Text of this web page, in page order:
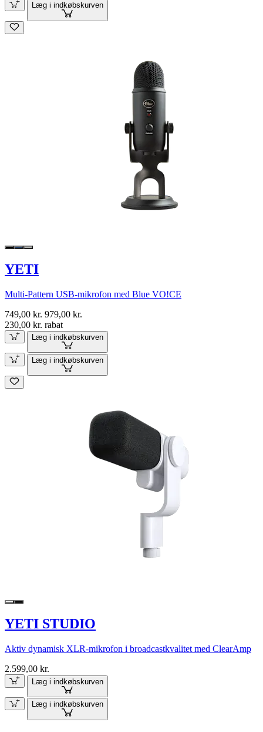
Læg i indkøbskurven
YETI
Multi-Pattern USB-mikrofon med Blue VO!CE
749,00 kr. 979,00 kr.
230,00 kr. rabat
Læg i indkøbskurven
Læg i indkøbskurven
YETI STUDIO
Aktiv dynamisk XLR-mikrofon i broadcastkvalitet med ClearAmp
2.599,00 kr.
Læg i indkøbskurven
Læg i indkøbskurven